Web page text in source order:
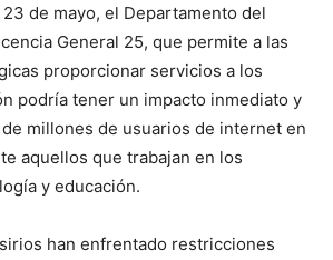
de mayo, el Departamento del
General 25, que permite a las
proporcionar servicios a los
podría tener un impacto inmediato y
millones de usuarios de internet en
aquellos que trabajan en los
y educación.
han enfrentado restricciones